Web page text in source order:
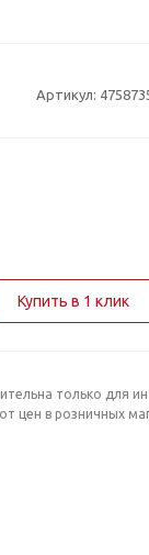
Артикул:
Купить в 1 клик
только для
цен в розничных